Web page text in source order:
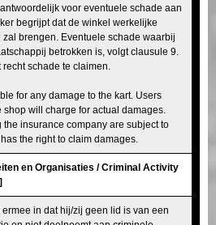
voor eventuele schade aan
begrijpt dat de winkel werkelijke
brengen. Eventuele schade waarbij
betrokken is, volgt clausule 9.
schade te claimen.
for any damage to the kart. Users
shop will charge for actual damages.
the insurance company are subject to
the right to claim damages.
en Organisaties / Criminal Activity
in dat hij/zij geen lid is van een